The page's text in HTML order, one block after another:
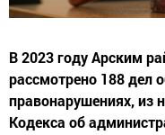
рассмотрено 188 дел
правонарушениях, из
Кодекса об